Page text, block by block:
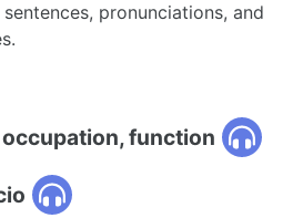
pronunciations, and
function